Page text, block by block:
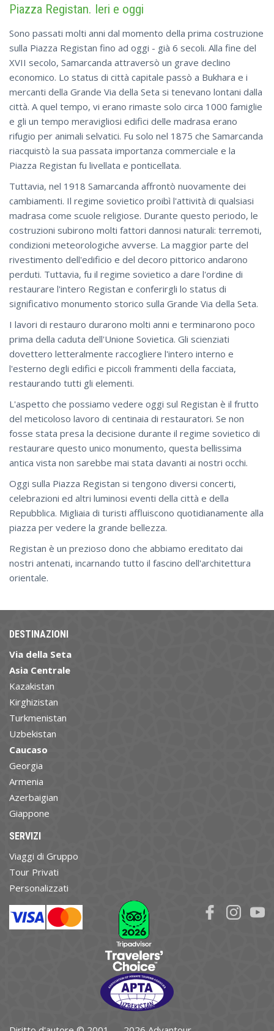
Piazza Registan. Ieri e oggi
Sono passati molti anni dal momento della prima costruzione
sulla Piazza Registan fino ad oggi - già 6 secoli. Alla fine del
XVII secolo, Samarcanda attraversò un grave declino
economico. Lo status di città capitale passò a Bukhara e i
mercanti della Grande Via della Seta si tenevano lontani dalla
città. A quel tempo, vi erano rimaste solo circa 1000 famiglie
e gli un tempo meravigliosi edifici delle madrasa erano
rifugio per animali selvatici. Fu solo nel 1875 che Samarcanda
riacquistò la sua passata importanza commerciale e la
Piazza Registan fu livellata e ponticellata.
Tuttavia, nel 1918 Samarcanda affrontò nuovamente dei
cambiamenti. Il regime sovietico proibì l'attività di qualsiasi
madrasa come scuole religiose. Durante questo periodo, le
costruzioni subirono molti fattori dannosi naturali: terremoti,
condizioni meteorologiche avverse. La maggior parte del
rivestimento dell'edificio e del decoro pittorico andarono
perduti. Tuttavia, fu il regime sovietico a dare l'ordine di
restaurare l'intero Registan e conferirgli lo status di
significativo monumento storico sulla Grande Via della Seta.
I lavori di restauro durarono molti anni e terminarono poco
prima della caduta dell'Unione Sovietica. Gli scienziati
dovettero letteralmente raccogliere l'intero interno e
l'esterno degli edifici e piccoli frammenti della facciata,
restaurando tutti gli elementi.
L'aspetto che possiamo vedere oggi sul Registan è il frutto
del meticoloso lavoro di centinaia di restauratori. Se non
fosse stata presa la decisione durante il regime sovietico di
restaurare questo unico monumento, questa bellissima
antica vista non sarebbe mai stata davanti ai nostri occhi.
Oggi sulla Piazza Registan si tengono diversi concerti,
celebrazioni ed altri luminosi eventi della città e della
Repubblica. Migliaia di turisti affluiscono quotidianamente alla
piazza per vedere la grande bellezza.
Registan è un prezioso dono che abbiamo ereditato dai
nostri antenati, incarnando tutto il fascino dell'architettura
orientale.
DESTINAZIONI
Via della Seta
Asia Centrale
Kazakistan
Kirghizistan
Turkmenistan
Uzbekistan
Caucaso
Georgia
Armenia
Azerbaigian
Giappone
SERVIZI
Viaggi di Gruppo
Tour Privati
Personalizzati